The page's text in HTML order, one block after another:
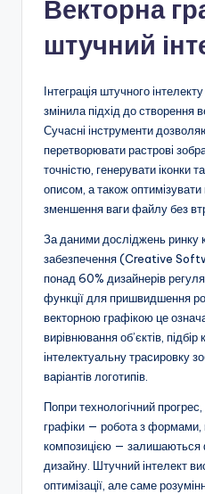
Векторна
штучний
Інтеграція штучного
змінила підхід до створення
Сучасні інструменти
перетворювати растрові
точністю, генерувати іконки
описом, а також оптимізувати
зменшення ваги файлу без
За даними досліджень ринку
забезпечення (Creative
понад 60% дизайнерів
функції для пришвидшення
векторною графікою це
вирівнювання об’єктів,
інтелектуальну трасировку
варіантів логотипів.
Попри технологічний
графіки — робота з формами,
композицією — залишаються
дизайну. Штучний інтелект
оптимізації, але саме